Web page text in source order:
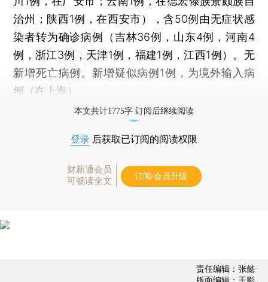
治州；陕西1例，在西安市），含50例由无症状感
染者转为确诊病例（吉林36例，山东4例，河南4
例，浙江3例，天津1例，福建1例，江西1例）。无
新增死亡病例。新增疑似病例1例，为境外输入病
例（在上海）。
本文共计1775字 订阅后继续阅读
登录 后获取已订阅的阅读权限
财新通会员
可畅读全文
订阅/会员升级
责任编辑：张懿